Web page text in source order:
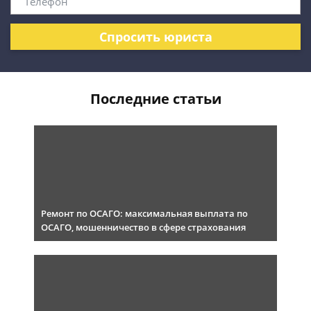
Спросить юриста
Последние статьи
Ремонт по ОСАГО: максимальная выплата по
ОСАГО, мошенничество в сфере страхования